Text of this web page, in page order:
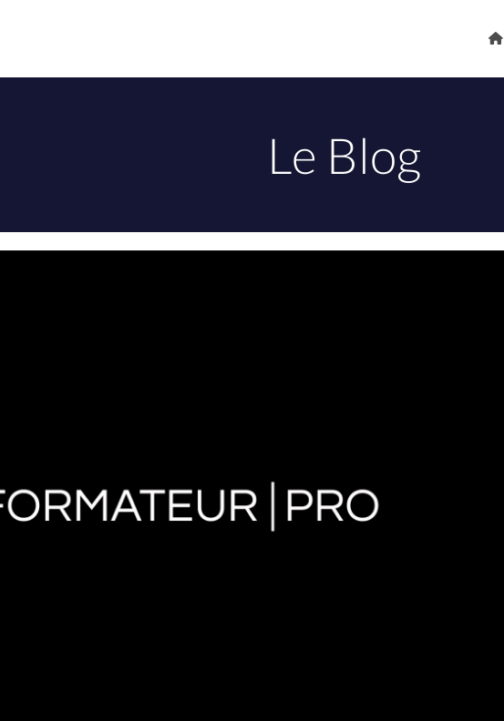
Le Blog